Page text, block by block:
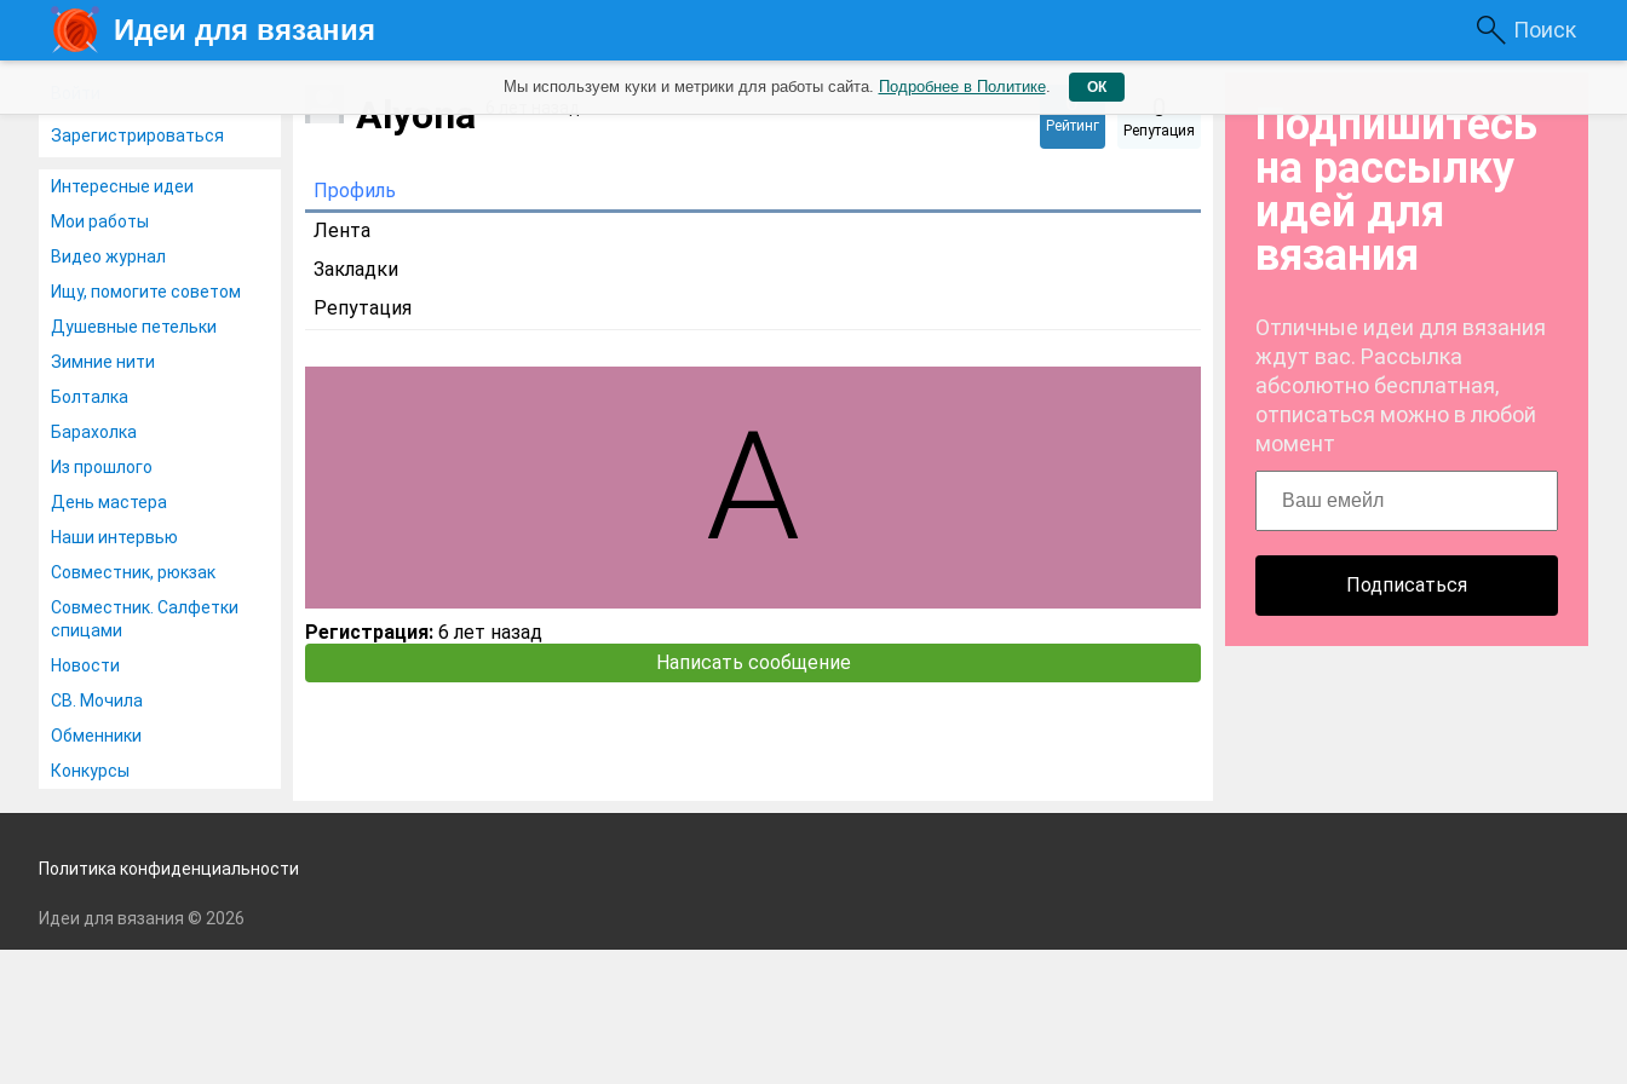
Идеи для вязания Поиск
Зарегистрироваться
Интересные идеи
Мои работы
Видео журнал
Ищу, помогите советом
Душевные петельки
Зимние нити
Болталка
Барахолка
Из прошлого
День мастера
Наши интервью
Совместник, рюкзак
Совместник. Салфетки
спицами
Новости
СВ. Мочила
Обменники
Конкурсы
Alyona 0
Рейтинг
0
Репутация
Профиль
Лента
Закладки
Репутация
Регистрация: 6 лет назад
Написать сообщение
Подпишитесь
на рассылку
идей для
вязания
Отличные идеи для вязания
ждут вас. Рассылка
абсолютно бесплатная,
отписаться можно в любой
момент
Подписаться
Мы используем куки и метрики для работы сайта. Подробнее в Политике. ОК
Политика конфиденциальности
Идеи для вязания © 2026